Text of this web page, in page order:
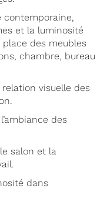
contemporaine,
et la luminosité
place des meubles
chambre, bureau
visuelle des
des
salon et la
dans